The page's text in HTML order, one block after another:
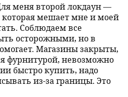
меня второй локдаун —
которая мешает мне и моей
Соблюдаем все
осторожными, но в
Магазины закрыты,
фурнитурой, невозможно
быстро купить, надо
из-за границы. Это